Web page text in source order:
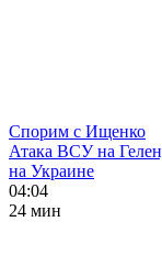
Спорим с Ищенко
Атака ВСУ на
на Украине
04:04
24 мин